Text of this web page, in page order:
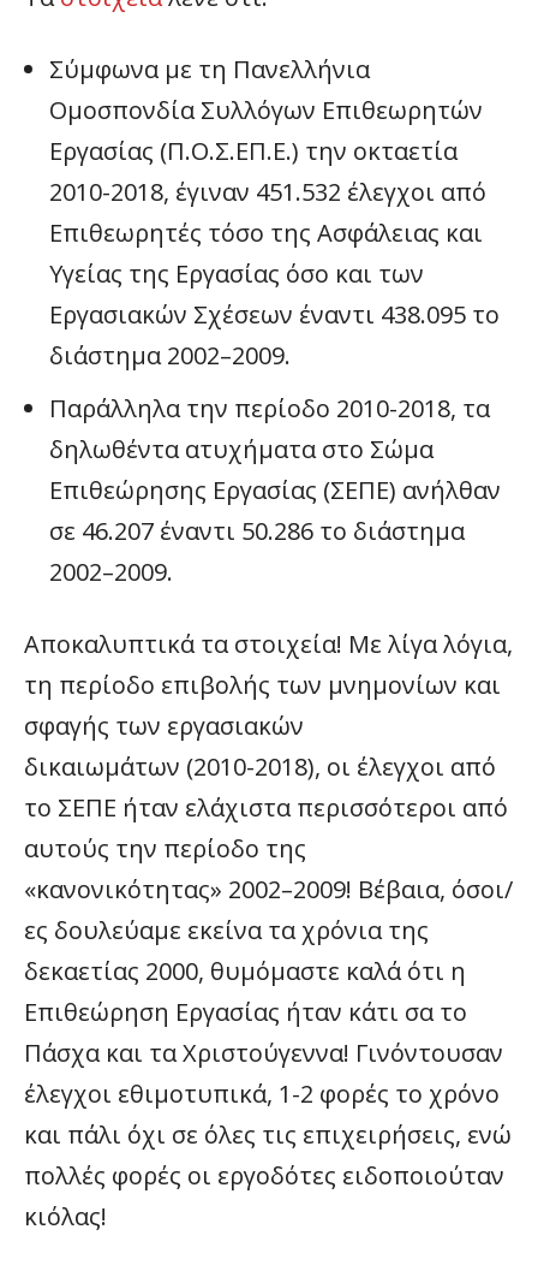
Σύμφωνα με τη Πανελλήνια
Ομοσπονδία Συλλόγων Επιθεωρητών
Εργασίας (Π.Ο.Σ.ΕΠ.Ε.) την οκταετία
2010-2018, έγιναν 451.532 έλεγχοι από
Επιθεωρητές τόσο της Ασφάλειας και
Υγείας της Εργασίας όσο και των
Εργασιακών Σχέσεων έναντι 438.095 το
διάστημα 2002–2009.
Παράλληλα την περίοδο 2010-2018, τα
δηλωθέντα ατυχήματα στο Σώμα
Επιθεώρησης Εργασίας (ΣΕΠΕ) ανήλθαν
σε 46.207 έναντι 50.286 το διάστημα
2002–2009.
Αποκαλυπτικά τα στοιχεία! Με λίγα λόγια,
τη περίοδο επιβολής των μνημονίων και
σφαγής των εργασιακών
δικαιωμάτων (2010-2018), οι έλεγχοι από
το ΣΕΠΕ ήταν ελάχιστα περισσότεροι από
αυτούς την περίοδο της
«κανονικότητας» 2002–2009! Βέβαια, όσοι/
ες δουλεύαμε εκείνα τα χρόνια της
δεκαετίας 2000, θυμόμαστε καλά ότι η
Επιθεώρηση Εργασίας ήταν κάτι σα το
Πάσχα και τα Χριστούγεννα! Γινόντουσαν
έλεγχοι εθιμοτυπικά, 1-2 φορές το χρόνο
και πάλι όχι σε όλες τις επιχειρήσεις, ενώ
πολλές φορές οι εργοδότες ειδοποιούταν
κιόλας!